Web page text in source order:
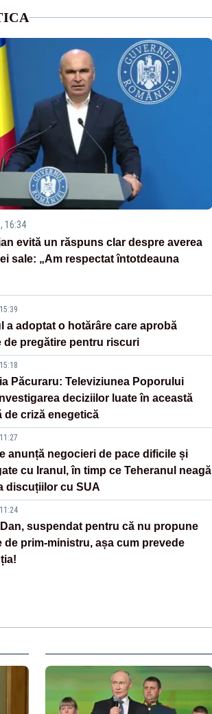
16:34
evită un răspuns clar despre averea
sale: „Am respectat întotdeauna
a adoptat o hotărâre care aprobă
de pregătire pentru riscuri
Păcuraru: Televiziunea Poporului
deciziilor luate în această
de criză enegetică
anunță negocieri de pace dificile și
cu Iranul, în timp ce Teheranul neagă
discuțiilor cu SUA
suspendat pentru că nu propune
de prim-ministru, așa cum prevede